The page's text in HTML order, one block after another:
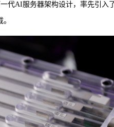
代AI服务器架构设计，率先引入